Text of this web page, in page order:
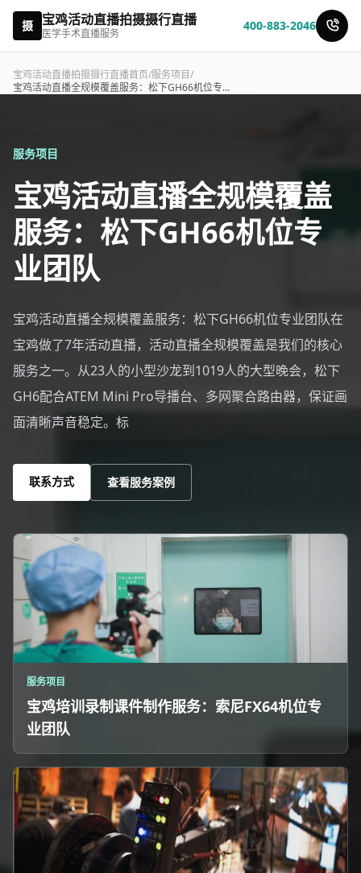
摄 宝鸡活动直播拍摄摄行直播
医学手术直播服务
400-883-2046
宝鸡活动直播拍摄摄行直播首页/服务项目/
宝鸡活动直播全规模覆盖服务：松下GH66机位专业团队-摄行直播
服务项目
宝鸡活动直播全规模覆盖
服务：松下GH66机位专
业团队
宝鸡活动直播全规模覆盖服务：松下GH66机位专业团队在
宝鸡做了7年活动直播，活动直播全规模覆盖是我们的核心
服务之一。从23人的小型沙龙到1019人的大型晚会，松下
GH6配合ATEM Mini Pro导播台、多网聚合路由器，保证画
面清晰声音稳定。标
联系方式 查看服务案例
服务项目
宝鸡培训录制课件制作服务：索尼FX64机位专
业团队